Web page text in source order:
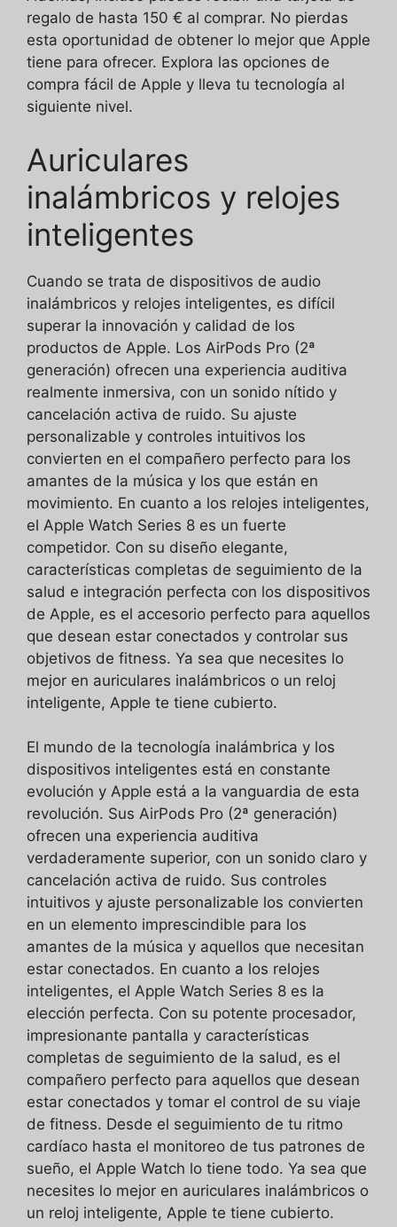
regalo de hasta 150 € al comprar. No pierdas
esta oportunidad de obtener lo mejor que Apple
tiene para ofrecer. Explora las opciones de
compra fácil de Apple y lleva tu tecnología al
siguiente nivel.
Auriculares
inalámbricos y relojes
inteligentes
Cuando se trata de dispositivos de audio
inalámbricos y relojes inteligentes, es difícil
superar la innovación y calidad de los
productos de Apple. Los AirPods Pro (2ª
generación) ofrecen una experiencia auditiva
realmente inmersiva, con un sonido nítido y
cancelación activa de ruido. Su ajuste
personalizable y controles intuitivos los
convierten en el compañero perfecto para los
amantes de la música y los que están en
movimiento. En cuanto a los relojes inteligentes,
el Apple Watch Series 8 es un fuerte
competidor. Con su diseño elegante,
características completas de seguimiento de la
salud e integración perfecta con los dispositivos
de Apple, es el accesorio perfecto para aquellos
que desean estar conectados y controlar sus
objetivos de fitness. Ya sea que necesites lo
mejor en auriculares inalámbricos o un reloj
inteligente, Apple te tiene cubierto.
El mundo de la tecnología inalámbrica y los
dispositivos inteligentes está en constante
evolución y Apple está a la vanguardia de esta
revolución. Sus AirPods Pro (2ª generación)
ofrecen una experiencia auditiva
verdaderamente superior, con un sonido claro y
cancelación activa de ruido. Sus controles
intuitivos y ajuste personalizable los convierten
en un elemento imprescindible para los
amantes de la música y aquellos que necesitan
estar conectados. En cuanto a los relojes
inteligentes, el Apple Watch Series 8 es la
elección perfecta. Con su potente procesador,
impresionante pantalla y características
completas de seguimiento de la salud, es el
compañero perfecto para aquellos que desean
estar conectados y tomar el control de su viaje
de fitness. Desde el seguimiento de tu ritmo
cardíaco hasta el monitoreo de tus patrones de
sueño, el Apple Watch lo tiene todo. Ya sea que
necesites lo mejor en auriculares inalámbricos o
un reloj inteligente, Apple te tiene cubierto.